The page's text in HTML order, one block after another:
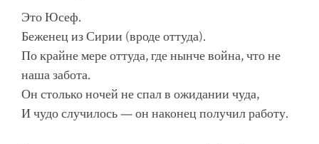
Это Юсеф.
Беженец из Сирии (вроде оттуда).
По крайне мере оттуда, где нынче война, что не
наша забота.
Он столько ночей не спал в ожидании чуда,
И чудо случилось — он наконец получил работу.